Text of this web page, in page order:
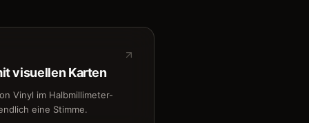
visuellen Karten
Vinyl im Halbmillimeter-
eine Stimme.